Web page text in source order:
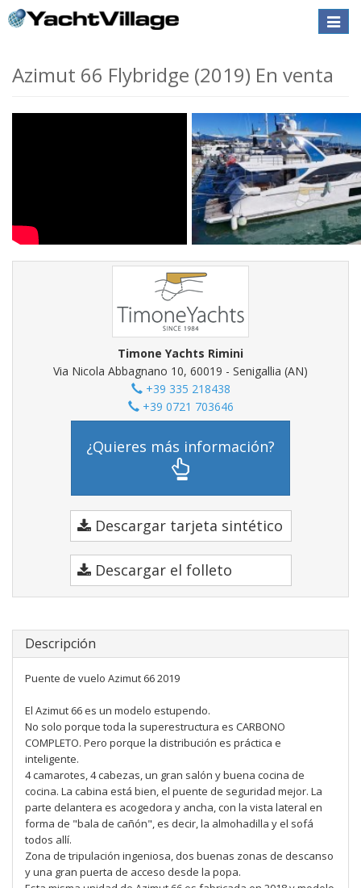
Toggle
Azimut 66 Flybridge (2019) En venta
Timone Yachts Rimini
Via Nicola Abbagnano 10, 60019 - Senigallia (AN)
+39 335 218438
+39 0721 703646
¿Quieres más información?
Descargar tarjeta sintético
Descargar el folleto
Descripción
Puente de vuelo Azimut 66 2019
El Azimut 66 es un modelo estupendo.
No solo porque toda la superestructura es CARBONO
COMPLETO. Pero porque la distribución es práctica e
inteligente.
4 camarotes, 4 cabezas, un gran salón y buena cocina de
cocina. La cabina está bien, el puente de seguridad mejor. La
parte delantera es acogedora y ancha, con la vista lateral en
forma de "bala de cañón", es decir, la almohadilla y el sofá
todos allí.
Zona de tripulación ingeniosa, dos buenas zonas de descanso
y una gran puerta de acceso desde la popa.